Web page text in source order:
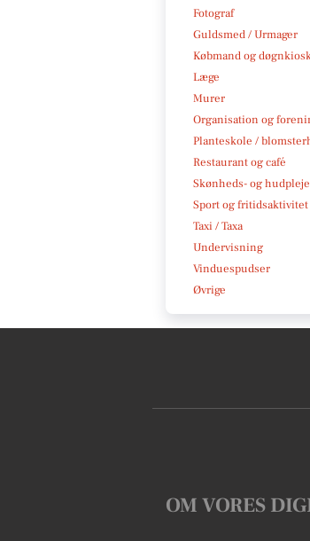
Fotograf
Guldsmed / Urmager
Købmand og
Læge
Murer
Organisation og
Planteskole /
Restaurant og café
Skønheds- og hudpleje
Sport og fritidsaktivitet
Taxi / Taxa
Undervisning
Vinduespudser
Øvrige
OM VORES